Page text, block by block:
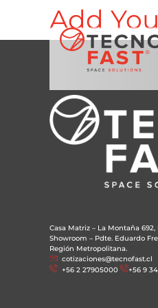
Síguenos
Add
Casa Matriz – La Montaña
Showroom – Pdte. Eduardo
Región Metropolitana.
cotizaciones@tecnofast.cl
+56 2 27905000
+56 9